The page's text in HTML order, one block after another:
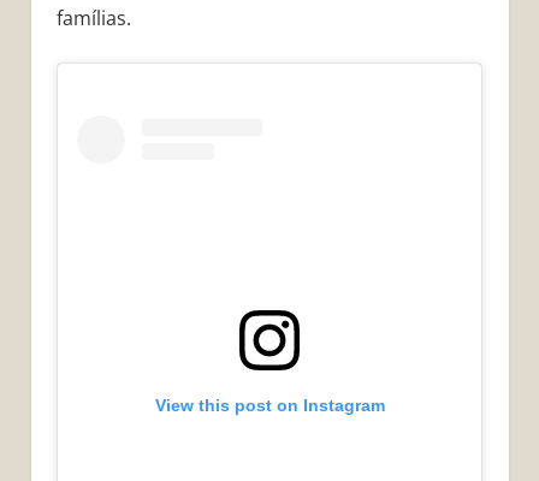
famílias.
View this post on Instagram